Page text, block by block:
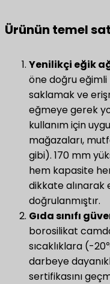
Ürünün temel
Yenilikçi eğik
öne doğru
saklamak ve
eğmeye gerek
kullanım için
mağazaları,
gibi). 170 mm
hem kapasite
dikkate
doğrulanmıştır.
Gıda sınıfı
borosilikat
sıcaklıklara (-
darbeye
sertifikasını